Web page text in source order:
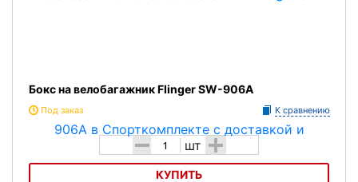
Бокс на велобагажник Flinger SW-906A
Под заказ К сравнению
- шт +
КУПИТЬ